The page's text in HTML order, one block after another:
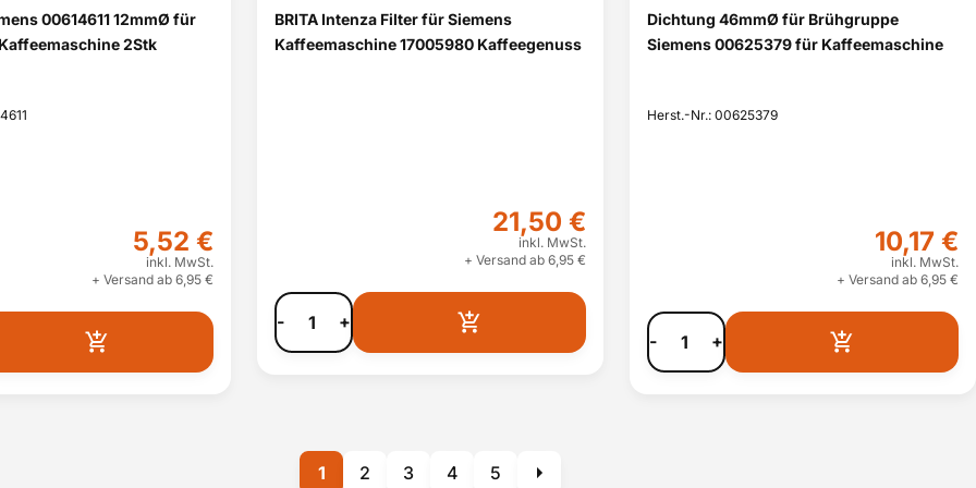
00614611 12mmØ für
2Stk
5,52 €
inkl. MwSt.
+ Versand ab 6,95 €
BRITA Intenza Filter für Siemens
Kaffeemaschine 17005980 Kaffeegenuss
21,50 €
inkl. MwSt.
+ Versand ab 6,95 €
- +
Dichtung 46mmØ für Brühgruppe
Siemens 00625379 für Kaffeemaschine
Herst.-Nr.: 00625379
10,17 €
inkl. MwSt.
+ Versand ab 6,95 €
- +
1 2 3 4 5